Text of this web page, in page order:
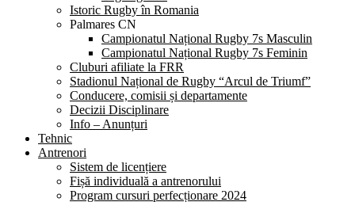
Istoric Rugby în Romania
Palmares CN
Campionatul Național Rugby 7s Masculin
Campionatul Național Rugby 7s Feminin
Cluburi afiliate la FRR
Stadionul Național de Rugby “Arcul de Triumf”
Conducere, comisii și departamente
Decizii Disciplinare
Info – Anunțuri
Tehnic
Antrenori
Sistem de licențiere
Fișă individuală a antrenorului
Program cursuri perfecționare 2024